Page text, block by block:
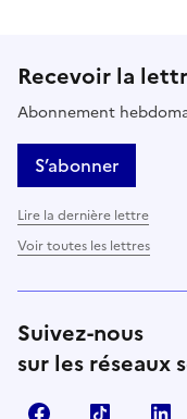
Recevoir la
Abonnement
S’abonner
Lire la dernière lettre
Voir toutes les lettres
Suivez-nous
sur les réseaux
FacebookTikTok